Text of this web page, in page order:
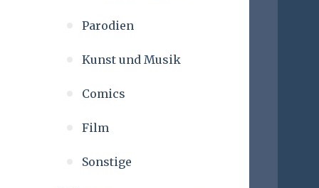
Parodien
Kunst und Musik
Comics
Film
Sonstige